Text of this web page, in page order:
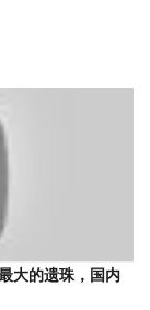
大的遗珠，国内